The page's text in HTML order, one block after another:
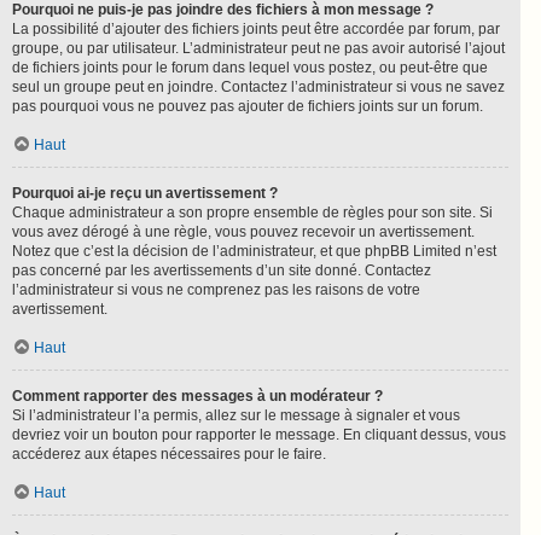
Pourquoi ne puis-je pas joindre des fichiers à mon message ?
La possibilité d’ajouter des fichiers joints peut être accordée par forum, par
groupe, ou par utilisateur. L’administrateur peut ne pas avoir autorisé l’ajout
de fichiers joints pour le forum dans lequel vous postez, ou peut-être que
seul un groupe peut en joindre. Contactez l’administrateur si vous ne savez
pas pourquoi vous ne pouvez pas ajouter de fichiers joints sur un forum.
Haut
Pourquoi ai-je reçu un avertissement ?
Chaque administrateur a son propre ensemble de règles pour son site. Si
vous avez dérogé à une règle, vous pouvez recevoir un avertissement.
Notez que c’est la décision de l’administrateur, et que phpBB Limited n’est
pas concerné par les avertissements d’un site donné. Contactez
l’administrateur si vous ne comprenez pas les raisons de votre
avertissement.
Haut
Comment rapporter des messages à un modérateur ?
Si l’administrateur l’a permis, allez sur le message à signaler et vous
devriez voir un bouton pour rapporter le message. En cliquant dessus, vous
accéderez aux étapes nécessaires pour le faire.
Haut